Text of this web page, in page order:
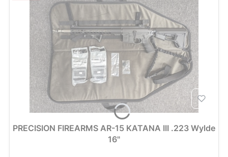
PRECISION FIREARMS AR-15 KATANA III .223 Wylde
16"